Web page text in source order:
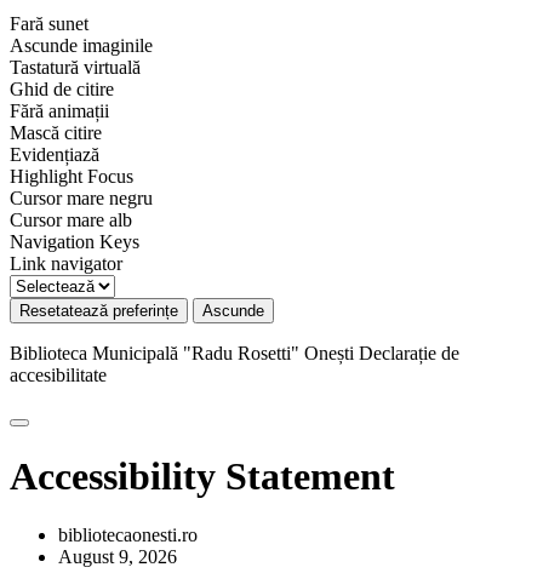
Fară sunet
Ascunde imaginile
Tastatură virtuală
Ghid de citire
Fără animații
Mască citire
Evidențiază
Highlight Focus
Cursor mare negru
Cursor mare alb
Navigation Keys
Link navigator
Resetatează preferințe Ascunde
Biblioteca Municipală "Radu Rosetti" Onești Declarație de
accesibilitate
Accessibility Statement
bibliotecaonesti.ro
August 9, 2026